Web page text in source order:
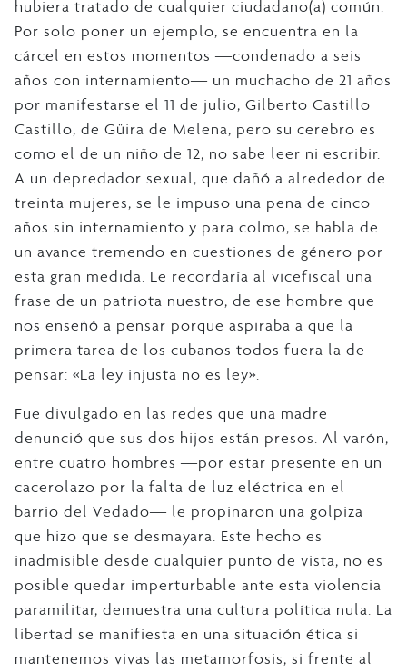
hubiera tratado de cualquier ciudadano(a) común.
Por solo poner un ejemplo, se encuentra en la
cárcel en estos momentos ―condenado a seis
años con internamiento― un muchacho de 21 años
por manifestarse el 11 de julio, Gilberto Castillo
Castillo, de Güira de Melena, pero su cerebro es
como el de un niño de 12, no sabe leer ni escribir.
A un depredador sexual, que dañó a alrededor de
treinta mujeres, se le impuso una pena de cinco
años sin internamiento y para colmo, se habla de
un avance tremendo en cuestiones de género por
esta gran medida. Le recordaría al vicefiscal una
frase de un patriota nuestro, de ese hombre que
nos enseñó a pensar porque aspiraba a que la
primera tarea de los cubanos todos fuera la de
pensar: «La ley injusta no es ley».
Fue divulgado en las redes que una madre
denunció que sus dos hijos están presos. Al varón,
entre cuatro hombres ―por estar presente en un
cacerolazo por la falta de luz eléctrica en el
barrio del Vedado― le propinaron una golpiza
que hizo que se desmayara. Este hecho es
inadmisible desde cualquier punto de vista, no es
posible quedar imperturbable ante esta violencia
paramilitar, demuestra una cultura política nula. La
libertad se manifiesta en una situación ética si
mantenemos vivas las metamorfosis, si frente al